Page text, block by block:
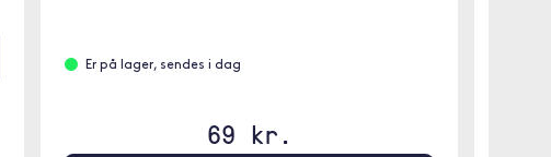
Er på lager, sendes i dag
69 kr.